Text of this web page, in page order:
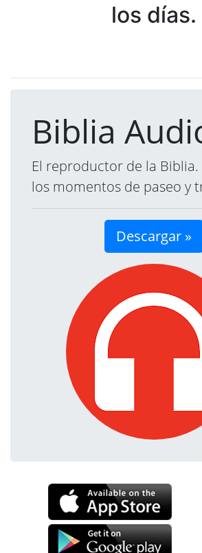
los días.
Biblia
El reproductor de la Biblia.
los momentos de paseo y
Descargar »